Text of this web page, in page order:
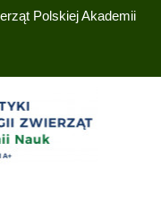
Polskiej Akademii